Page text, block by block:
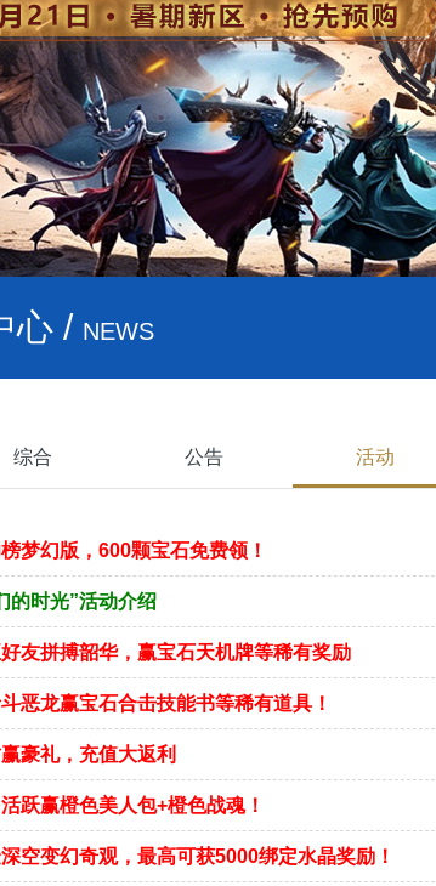
心 / NEWS
综合 公告 活动
梦幻版，600颗宝石免费领！
的时光”活动介绍
友拼搏韶华，赢宝石天机牌等稀有奖励
恶龙赢宝石合击技能书等稀有道具！
豪礼，充值大返利
跃赢橙色美人包+橙色战魂！
空变幻奇观，最高可获5000绑定水晶奖励！